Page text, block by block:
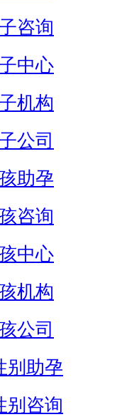
咨询
中心
机构
公司
助孕
咨询
中心
机构
公司
别助孕
别咨询